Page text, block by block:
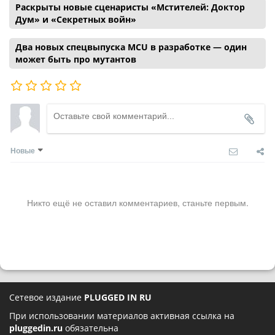
Раскрыты новые сценаристы «Мстителей: Доктор
Дум» и «Секретных войн»
Два новых спецвыпуска MCU в разработке — один
может быть про мутантов
Новые
Никто ещё не оставил комментариев, станьте первым.
Сетевое издание PLUGGED IN RU
При использовании материалов активная ссылка на
pluggedin.ru обязательна